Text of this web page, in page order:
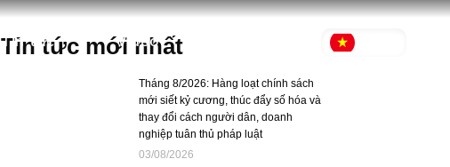
Tin tức Video VI
Tin tức mới nhất
Tháng 8/2026: Hàng loạt chính sách
mới siết kỷ cương, thúc đẩy số hóa và
thay đổi cách người dân, doanh
nghiệp tuân thủ pháp luật
03/08/2026